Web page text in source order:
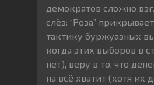
демократов сложно
слёз: “Роза”
тактику буржуазных
когда этих выборов в
нет), веру в то, что
на всё хватит (хотя их